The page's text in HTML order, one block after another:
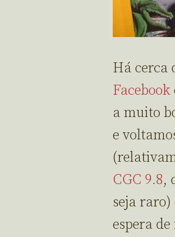
Há cerca
Facebook
a muito
e
CGC 9.8,
seja
espera